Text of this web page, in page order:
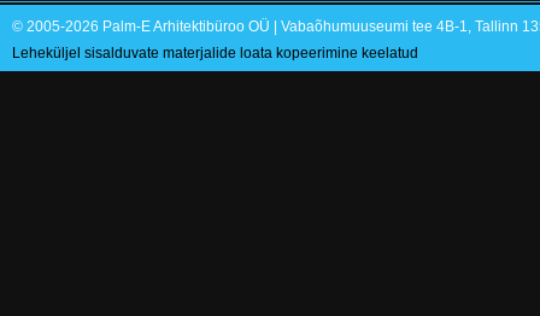
© 2005-2026 Palm-E Arhitektibüroo OÜ | Vabaõhumuuseumi tee 4B-1, Tallinn
Leheküljel sisalduvate materjalide loata kopeerimine keelatud